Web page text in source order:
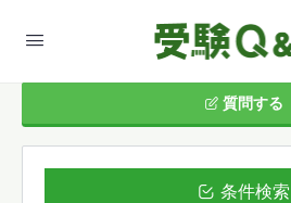
質問する
条件検索